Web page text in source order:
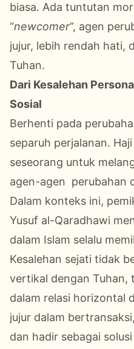
biasa. Ada tuntutan
“newcomer”, agen
jujur, lebih rendah hati,
Tuhan.
Dari Kesalehan
Sosial
Berhenti pada
separuh perjalanan.
seseorang untuk
agen-agen perubahan
Dalam konteks ini,
Yusuf al-Qaradhawi
dalam Islam selalu
Kesalehan sejati tidak
vertikal dengan Tuhan,
dalam relasi horizontal
jujur dalam
dan hadir sebagai